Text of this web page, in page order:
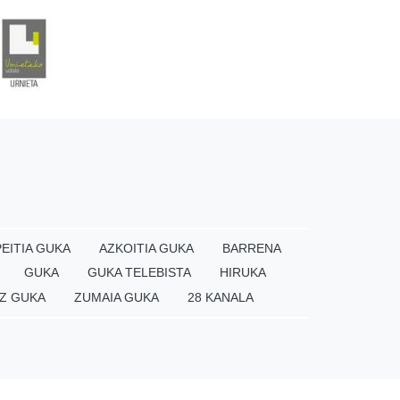
GUKA AZKOITIA GUKA
BARRENA
GUKA GUKA TELEBISTA
HIRUKA
GUKA ZUMAIA GUKA 28 KANALA